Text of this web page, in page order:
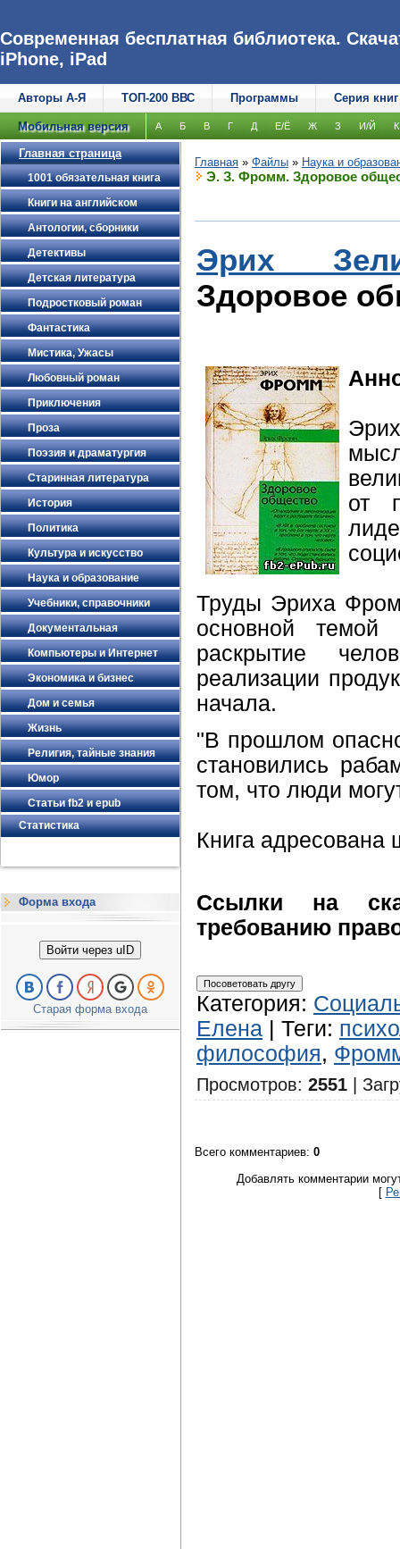
Современная бесплатная библиотека.
iPhone, iPad
Авторы А-Я ТОП-200 ВВС Программы Серия книг
Мобильная версия А Б В Г Д Е/Ё Ж З И/Й К
Главная страница
1001 обязательная книга
Книги на английском
Антологии, сборники
Детективы
Детская литература
Подростковый роман
Фантастика
Мистика, Ужасы
Любовный роман
Приключения
Проза
Поэзия и драматургия
Старинная литература
История
Политика
Культура и искусство
Наука и образование
Учебники, справочники
Документальная
Компьютеры и Интернет
Экономика и бизнес
Дом и семья
Жизнь
Религия, тайные знания
Юмор
Статьи fb2 и epub
Статистика
Форма входа
Войти через uID
Старая форма входа
Главная » Файлы » Наука и
Э. З. Фромм. Здоровое
Эрих
Здоровое
от
Труды Эриха
основной темой
раскрытие
реализации
начала.
"В прошлом
становились
том, что люди
Книга адресована
Ссылки на
требованию
Категория:
Елена
Теги:
философия,
Просмотров: 2551
Всего комментариев: 0
Добавлять комментарии
[